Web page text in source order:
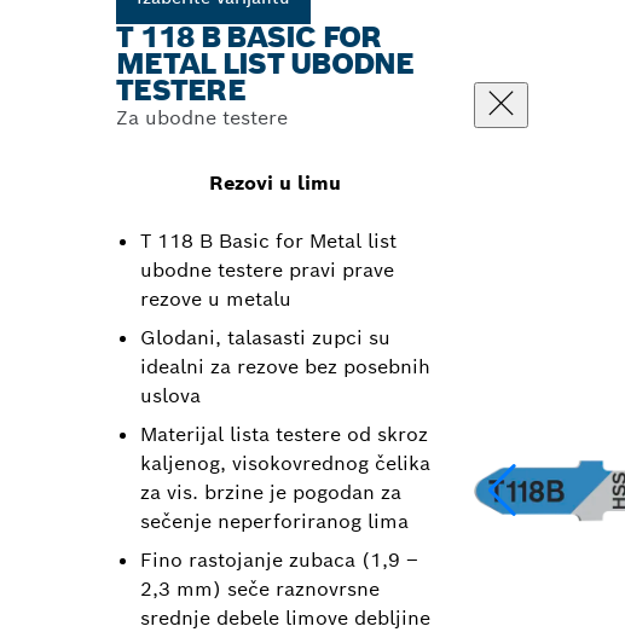
T 118 B BASIC FOR
METAL LIST UBODNE
TESTERE
Za ubodne testere
Rezovi u limu
T 118 B Basic for Metal list
ubodne testere pravi prave
rezove u metalu
Glodani, talasasti zupci su
idealni za rezove bez posebnih
uslova
Materijal lista testere od skroz
kaljenog, visokovrednog čelika
za vis. brzine je pogodan za
sečenje neperforiranog lima
Fino rastojanje zubaca (1,9 –
2,3 mm) seče raznovrsne
srednje debele limove debljine